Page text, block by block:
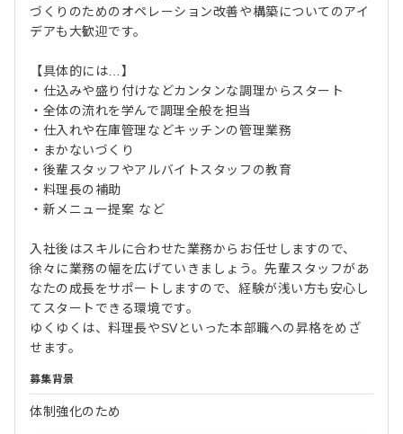
づくりのためのオペレーション改善や構築についてのアイ
デアも大歓迎です。
【具体的には…】
・仕込みや盛り付けなどカンタンな調理からスタート
・全体の流れを学んで調理全般を担当
・仕入れや在庫管理などキッチンの管理業務
・まかないづくり
・後輩スタッフやアルバイトスタッフの教育
・料理長の補助
・新メニュー提案 など
入社後はスキルに合わせた業務からお任せしますので、
徐々に業務の幅を広げていきましょう。先輩スタッフがあ
なたの成長をサポートしますので、経験が浅い方も安心し
てスタートできる環境です。
ゆくゆくは、料理長やSVといった本部職への昇格をめざ
せます。
募集背景
体制強化のため